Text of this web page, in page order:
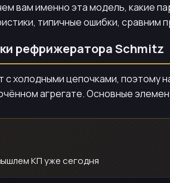
вам именно эта модель, какие
типичные ошибки,
рефрижератора Schmitz
с холодными цепочками,
агрегате. Основные
КП уже сегодня